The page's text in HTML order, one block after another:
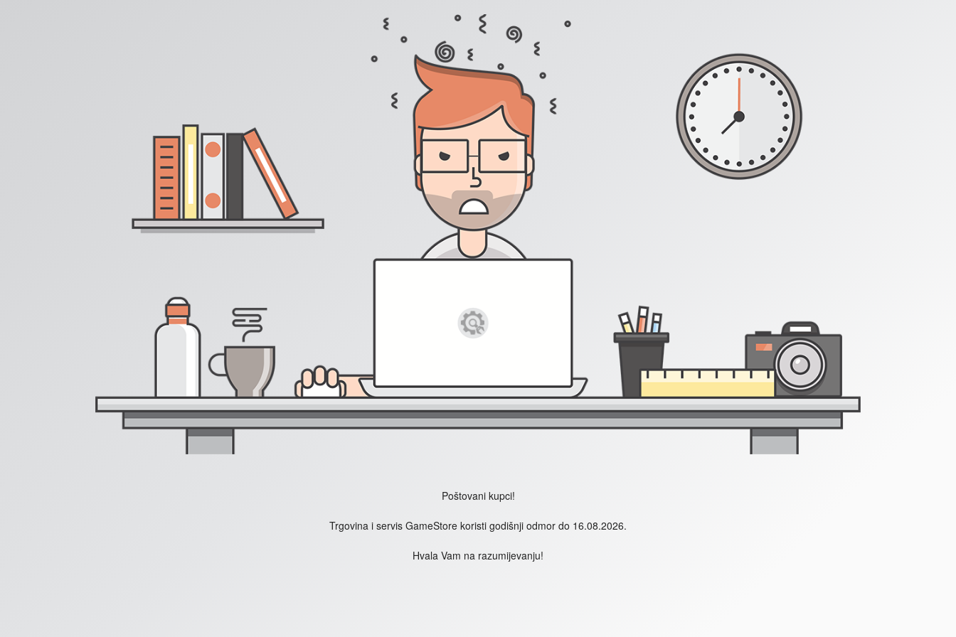
Poštovani kupci!
Trgovina i servis GameStore koristi godišnji odmor do 16.08.2026.
Hvala Vam na razumijevanju!